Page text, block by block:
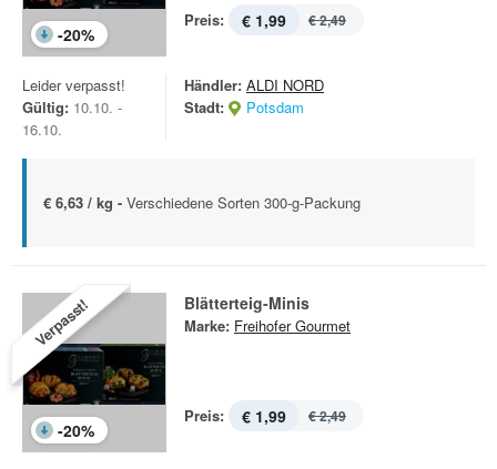
-20%
Preis: € 1,99 € 2,49
Leider verpasst!
Gültig: 10.10. -
16.10.
Händler: ALDI NORD
Stadt:
Potsdam
€ 6,63 / kg - Verschiedene Sorten 300-g-Packung
Verpasst!
-20%
Blätterteig-Minis
Marke: Freihofer Gourmet
Preis: € 1,99 € 2,49